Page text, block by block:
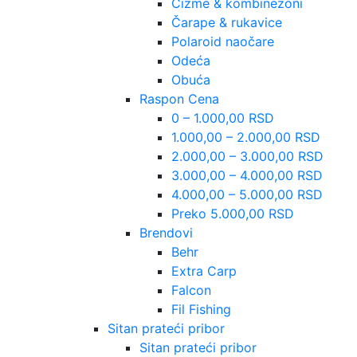
Čarape & rukavice
Polaroid naočare
Odeća
Obuća
Raspon Cena
0 – 1.000,00 RSD
1.000,00 – 2.000,00 RSD
2.000,00 – 3.000,00 RSD
3.000,00 – 4.000,00 RSD
4.000,00 – 5.000,00 RSD
Preko 5.000,00 RSD
Brendovi
Behr
Extra Carp
Falcon
Fil Fishing
Sitan prateći pribor
Sitan prateći pribor